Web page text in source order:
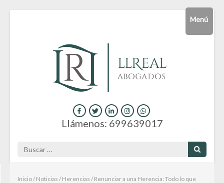
Llámenos: 699639017
Buscar:
Inicio/ Noticias / Herencias / Renunciar a una Herencia: Todo lo que
Menú